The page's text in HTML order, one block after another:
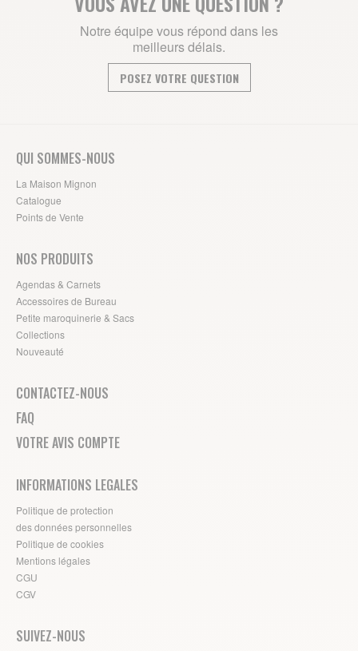
Notre équipe vous répond dans les
meilleurs délais.
POSEZ VOTRE QUESTION
QUI SOMMES-NOUS
La Maison Mignon
Catalogue
Points de Vente
NOS PRODUITS
Agendas & Carnets
Accessoires de Bureau
Petite maroquinerie & Sacs
Collections
Nouveauté
CONTACTEZ-NOUS
FAQ
VOTRE AVIS COMPTE
INFORMATIONS LEGALES
Politique de protection
des données personnelles
Politique de cookies
Mentions légales
CGU
CGV
SUIVEZ-NOUS